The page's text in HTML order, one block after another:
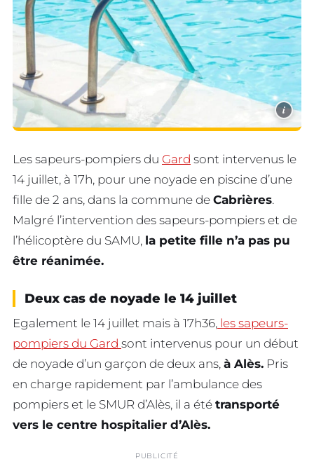
i
Les sapeurs-pompiers du Gard sont intervenus le
14 juillet, à 17h, pour une noyade en piscine d’une
fille de 2 ans, dans la commune de Cabrières.
Malgré l’intervention des sapeurs-pompiers et de
l’hélicoptère du SAMU, la petite fille n’a pas pu
être réanimée.
Deux cas de noyade le 14 juillet
Egalement le 14 juillet mais à 17h36, les sapeurs-
pompiers du Gard sont intervenus pour un début
de noyade d’un garçon de deux ans, à Alès. Pris
en charge rapidement par l’ambulance des
pompiers et le SMUR d’Alès, il a été transporté
vers le centre hospitalier d’Alès.
PUBLICITÉ